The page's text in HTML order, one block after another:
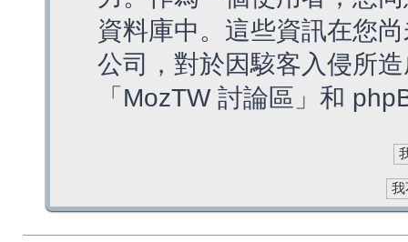
資料庫中。這些資訊在您
公司，對於因駭客入侵所
「MozTW 討論區」和